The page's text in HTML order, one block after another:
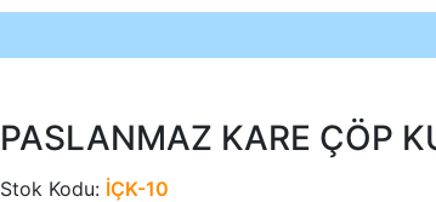
PASLANMAZ KARE ÇÖP
Stok Kodu: İÇK-10